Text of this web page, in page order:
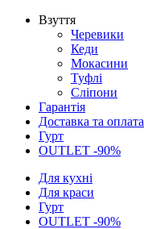
Взуття
Черевики
Кеди
Мокасини
Туфлі
Сліпони
Гарантія
Доставка та оплата
Гурт
OUTLET -90%
Для кухні
Для краси
Гурт
OUTLET -90%